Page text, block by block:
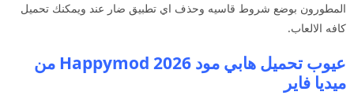
المطورون بوضع شروط قاسيه وحذف اي تطبيق ضار عند ويمكنك تحميل
كافه الالعاب.
عيوب تحميل هابي مود 2026 Happymod من
ميديا فاير